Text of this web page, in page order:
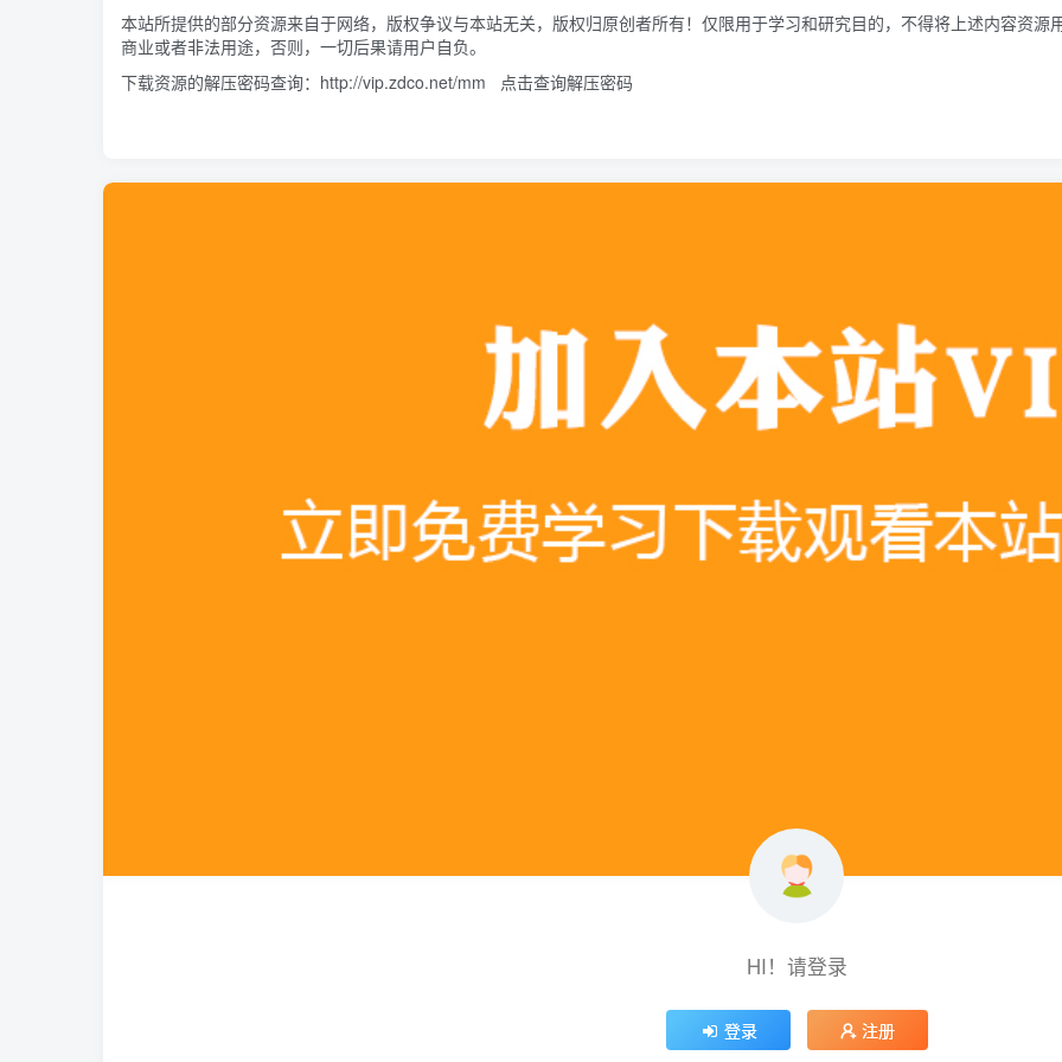
本站所提供的部分资源来自于网络，版权争议与本站无关，版权归原创者所有！仅限用于学习和研究目的，不得将上述内容资源
商业或者非法用途，否则，一切后果请用户自负。
下载资源的解压密码查询： http://vip.zdco.net/mm 点击查询解压密码
HI！请登录
登录 注册